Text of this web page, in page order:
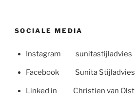
SOCIALE MEDIA
Instagram sunitastijladvies
Facebook Sunita Stijladvies
Linked in Christien van Olst